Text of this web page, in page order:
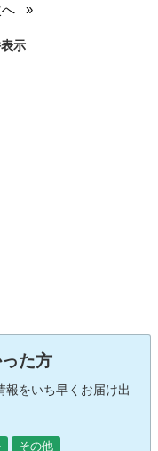
示
た方
報をいち早くお届け出
その他